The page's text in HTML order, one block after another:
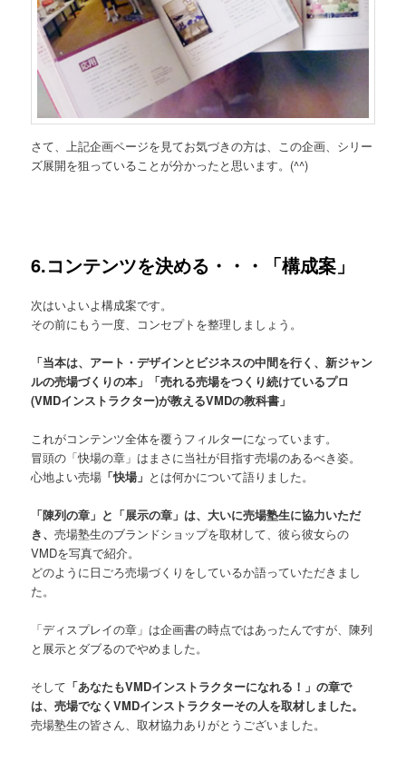
さて、上記企画ページを見てお気づきの方は、この企画、シリー
ズ展開を狙っていることが分かったと思います。(^^)
6.コンテンツを決める・・・「構成案」
次はいよいよ構成案です。
その前にもう一度、コンセプトを整理しましょう。
「当本は、アート・デザインとビジネスの中間を行く、新ジャン
ルの売場づくりの本」「売れる売場をつくり続けているプロ
(VMDインストラクター)が教えるVMDの教科書」
これがコンテンツ全体を覆うフィルターになっています。
冒頭の「快場の章」はまさに当社が目指す売場のあるべき姿。
心地よい売場 「快場」 とは何かについて語りました。
「陳列の章」と「展示の章」は、大いに売場塾生に協力いただ
き、売場塾生のブランドショップを取材して、彼ら彼女らの
VMDを写真で紹介。
どのように日ごろ売場づくりをしているか語っていただきまし
た。
「ディスプレイの章」は企画書の時点ではあったんですが、陳列
と展示とダブるのでやめました。
そして 「あなたもVMDインストラクターになれる！」の章で
は、売場でなくVMDインストラクターその人を取材しました。
売場塾生の皆さん、取材協力ありがとうございました。